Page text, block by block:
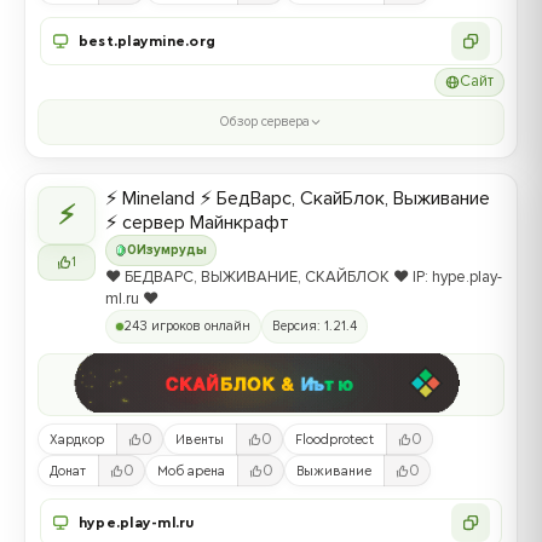
best.playmine.org
Сайт
Обзор сервера
⚡
1
0 Изумруды
⚡ Mineland ⚡ БедВарс, СкайБлок, Выживание
⚡ сервер Майнкрафт
❤️ БЕДВАРС, ВЫЖИВАНИЕ, СКАЙБЛОК ❤️ IP: hype.play-
ml.ru ❤️
243 игроков онлайн Версия: 1.21.4
Хардкор 0 Ивенты 0 Floodprotect 0
Донат 0 Моб арена 0 Выживание 0
hype.play-ml.ru